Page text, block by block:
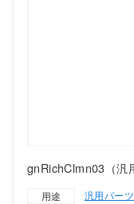
gnRichClmn03（汎
用途
汎用パーツ